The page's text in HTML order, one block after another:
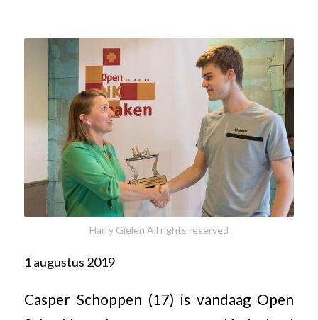
Harry Gielen All rights reserved
1 augustus 2019
Casper Schoppen (17) is vandaag Open